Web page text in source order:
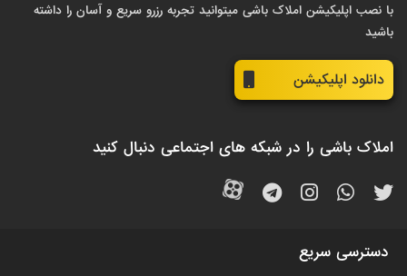
با نصب اپلیکیشن املاک باشی میتوانید تجربه رزرو سریع و آسان را داشته
باشید
دانلود اپلیکیشن
املاک باشی را در شبکه های اجتماعی دنبال کنید
دسترسی سریع